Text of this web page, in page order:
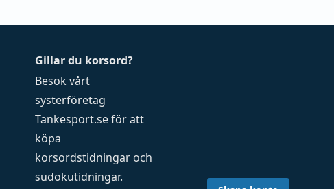
Gillar du korsord?
Besök vårt
systerföretag
Tankesport.seför att
köpa
korsordstidningar och
sudokutidningar.